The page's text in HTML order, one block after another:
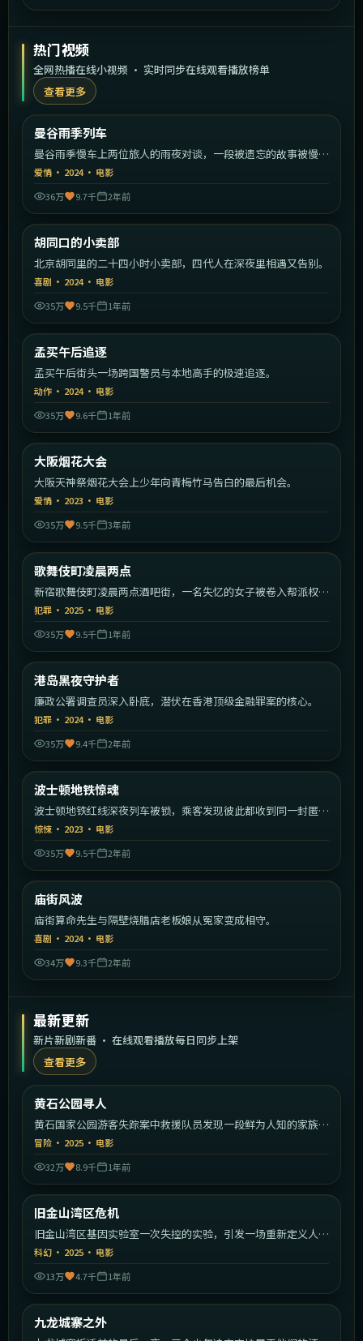
热门视频
全网热播在线小视频 · 实时同步在线观看播放榜单
查看更多
热门
曼谷雨季列车
曼谷雨季慢车上两位旅人的雨夜对谈，一段被遗忘的故事被慢慢
唤起。
爱情 · 2024· 电影
36万
9.7千 2年前
热门
胡同口的小卖部
北京胡同里的二十四小时小卖部，四代人在深夜里相遇又告别。
喜剧 · 2024· 电影
35万
9.5千 1年前
热门
孟买午后追逐
孟买午后街头一场跨国警员与本地高手的极速追逐。
动作 · 2024· 电影
35万
9.6千 1年前
热门
大阪烟花大会
大阪天神祭烟花大会上少年向青梅竹马告白的最后机会。
爱情 · 2023 · 电影
35万
9.5千 3年前
热门
歌舞伎町凌晨两点
新宿歌舞伎町凌晨两点酒吧街，一名失忆的女子被卷入帮派权力
斗争。
犯罪 · 2025 · 电影
35万
9.5千 1年前
热门
港岛黑夜守护者
廉政公署调查员深入卧底，潜伏在香港顶级金融罪案的核心。
犯罪 · 2024· 电影
35万
9.4千 2年前
热门
波士顿地铁惊魂
波士顿地铁红线深夜列车被锁，乘客发现彼此都收到同一封匿名
信。
惊悚 · 2023 · 电影
35万
9.5千 2年前
热门
庙街风波
庙街算命先生与隔壁烧腊店老板娘从冤家变成相守。
喜剧 · 2024· 电影
34万
9.3千 2年前
最新更新
新片新剧新番 · 在线观看播放每日同步上架
查看更多
最新
黄石公园寻人
黄石国家公园游客失踪案中救援队员发现一段鲜为人知的家族秘
密。
冒险 · 2025 · 电影
32万
8.9千 1年前
最新
旧金山湾区危机
旧金山湾区基因实验室一次失控的实验，引发一场重新定义人类
的危机。
科幻 · 2025 · 电影
13万
4.7千 1年前
最新
九龙城寨之外